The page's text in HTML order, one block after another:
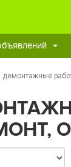
демонтажные